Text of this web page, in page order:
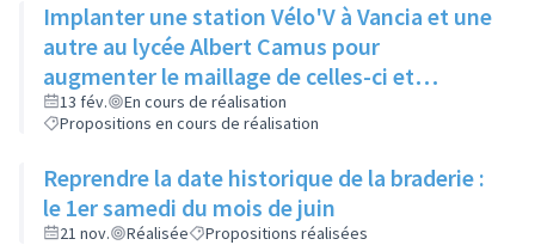
Implanter une station Vélo'V à Vancia et une
autre au lycée Albert Camus pour
augmenter le maillage de celles-ci et
compenser le manque de bus à Vancia
notamment
13 fév.
En cours de réalisation
Propositions en cours de réalisation
Reprendre la date historique de la braderie :
le 1er samedi du mois de juin
21 nov. Réalisée Propositions réalisées